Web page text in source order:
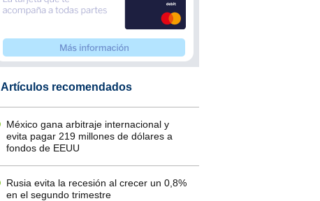
Artículos recomendados
México gana arbitraje internacional y
evita pagar 219 millones de dólares a
fondos de EEUU
Rusia evita la recesión al crecer un 0,8%
en el segundo trimestre